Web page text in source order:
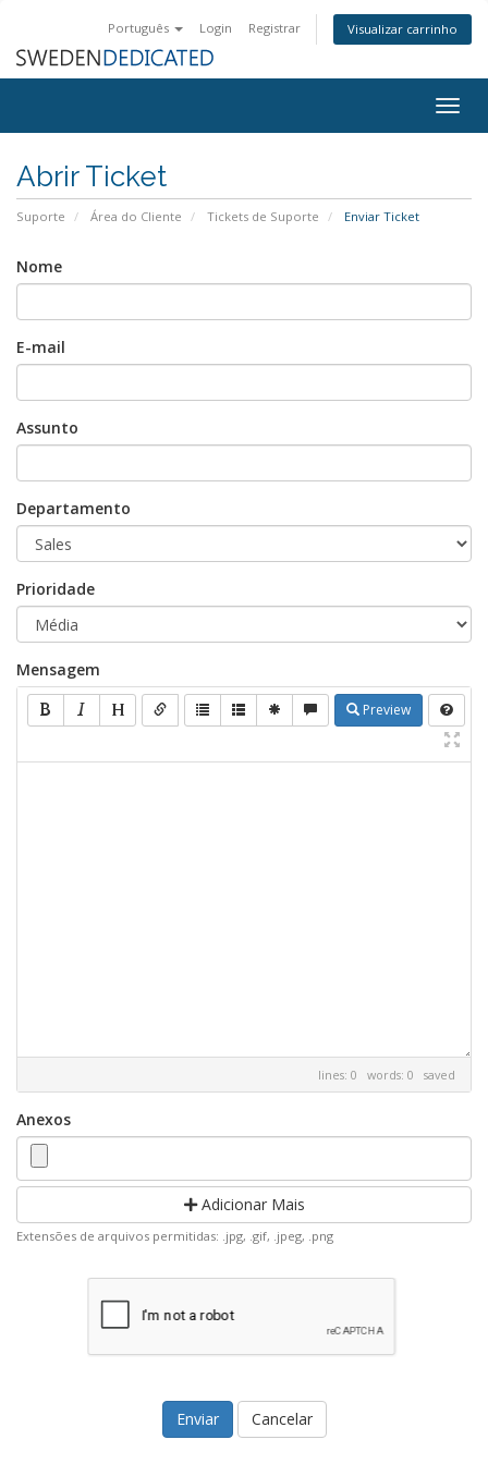
Português Login Registrar Visualizar carrinho
Abrir Ticket
Suporte Área do Cliente Tickets de Suporte Enviar Ticket
Nome
E-mail
Assunto
Departamento
Prioridade
Mensagem
Preview
lines: 0 words: 0 saved
Anexos
Adicionar Mais
Extensões de arquivos permitidas: .jpg, .gif, .jpeg, .png
Cancelar